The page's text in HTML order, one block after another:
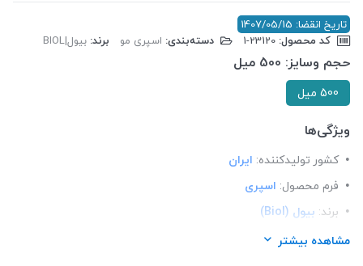
تاریخ انقضا: 1407/05/15
کد محصول:
دسته‌بندی: اسپری مو برند: بیول|BIOL
حجم وسایز: 500 میل
500 میل
ویژگی‌ها
کشور تولید‎کننده:
ایران
فرم محصول: اسپری
برند: بیول (Biol)
شرکت تولید کننده:
مشاهده بیشتر